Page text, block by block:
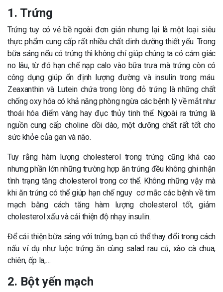
1. Trứng
Trứng tuy có vẻ bề ngoài đơn giản nhưng lại là một loại siêu
thực phẩm cung cấp rất nhiều chất dinh dưỡng thiết yếu. Trong
bữa sáng nếu có trứng thì không chỉ giúp chúng ta có cảm giác
no lâu, từ đó hạn chế nạp calo vào bữa trưa mà trứng còn có
công dụng giúp ổn định lượng đường và insulin trong máu.
Zeaxanthin và Lutein chứa trong lòng đỏ trứng là những chất
chống oxy hóa có khả năng phòng ngừa các bệnh lý về mắt như
thoái hóa điểm vàng hay đục thủy tinh thể. Ngoài ra trứng là
nguồn cung cấp choline dồi dào, một dưỡng chất rất tốt cho
sức khỏe của gan và não.
Tuy rằng hàm lượng cholesterol trong trứng cũng khá cao
nhưng phần lớn những trường hợp ăn trứng đều không ghi nhận
tình trạng tăng cholesterol trong cơ thể. Không những vậy mà
khi ăn trứng có thể giúp hạn chế nguy cơ mắc các bệnh về tim
mạch bằng cách tăng hàm lượng cholesterol tốt, giảm
cholesterol xấu và cải thiện độ nhạy insulin.
Để cải thiện bữa sáng với trứng, bạn có thể thay đổi trong cách
nấu ví dụ như luộc trứng ăn cùng salad rau củ, xào cà chua,
chiên, ốp la,…
2. Bột yến mạch